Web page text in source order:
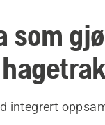
som
integrert